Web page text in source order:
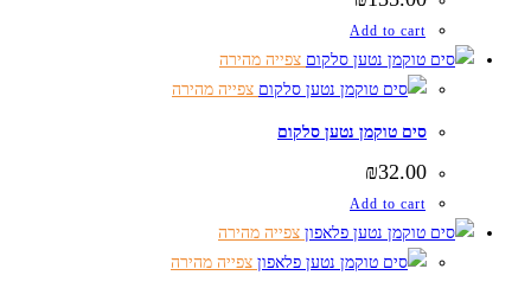
Add to cart
צפייה מהירה
צפייה מהירה
סים טוקמן נטען סלקום
₪32.00
Add to cart
צפייה מהירה
צפייה מהירה